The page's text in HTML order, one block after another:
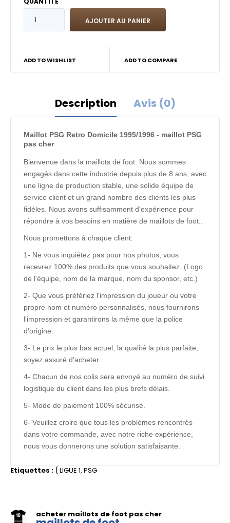
ADD TO WISHLIST ADD TO COMPARE
Description Avis (0)
Maillot PSG Retro Domicile 1995/1996 - maillot PSG
pas cher
Bienvenue dans la maillots de foot. Nous sommes
engagés dans cette industrie depuis plus de 8 ans, avec
une ligne de production stable, une solide équipe de
service client et un grand nombre des clients les plus
fidèles. Nous avons suffisamment d'expérience pour
répondre à vos besoins en matière de maillots de foot..
Nous promettons à chaque client:
1- Ne vous inquiétez pas pour nos photos, vous
recevrez 100% des produits que vous souhaitez. (Logo
de l'équipe, nom de la marque, nom du sponsor, etc.)
2- Que vous préfériez l'impression du joueur ou votre
propre nom et numéro personnalisés, nous fournirons
l'impression et garantirons la même que la police
d'origine.
3- Le prix le plus bas actuel, la qualité la plus parfaite,
soyez assuré d'acheter.
4- Chacun de nos colis sera envoyé au numéro de suivi
logistique du client dans les plus brefs délais.
5- Mode de paiement 100% sécurisé.
6- Veuillez croire que tous les problèmes rencontrés
dans votre commande, avec notre riche expérience,
nous vous donnerons une solution satisfaisante.
Etiquettes : {LIGUE 1, PSG
acheter maillots de foot pas cher